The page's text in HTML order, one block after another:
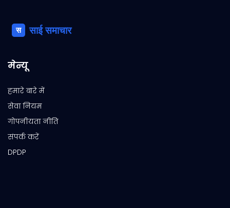
मेन्यू
हमारे बारे में
सेवा नियम
गोपनीयता नीति
संपर्क करें
DPDP